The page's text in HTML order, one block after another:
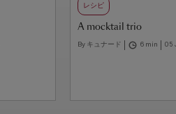
レシピ
A mocktail trio
By キュナード 6 min 05